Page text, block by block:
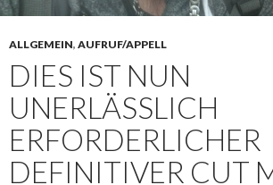
ALLGEMEIN, AUFRUF/APPELL
DIES IST NUN
UNERLÄSSLICH
ERFORDERLICHER
DEFINITIVER CUT